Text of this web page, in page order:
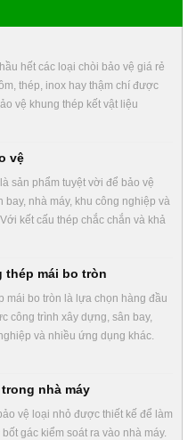
hết các loại chòi bảo vệ giá rẻ
thép, inox hay thậm chí được
vệ khung thép kết vật liệu
vệ
sản phẩm tuyệt vời để bảo vệ
bay, nhà máy, khu công nghiệp và
kết cấu thép chắc chắn và khả
thép mái bo tròn
mái bo tròn là lựa chọn hàng đầu
công trình xây dựng, sân bay,
và nhiều ứng dụng khác.
nhà máy
vệ loại nhỏ được thiết kế để làm
gác kiểm soát ra vào nhà máy.